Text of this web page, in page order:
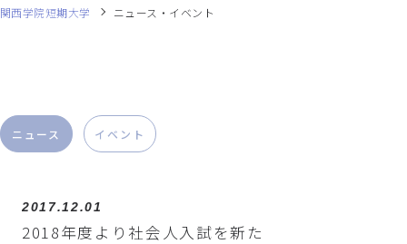
関西学院短期大学 ニュース・イベント
ニュース イベント
2017.12.01
2018年度より社会人入試を新た